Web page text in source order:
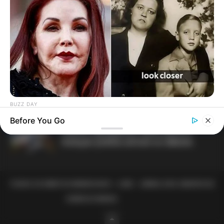
MATÉRIAS EM DESTAQUES
Motos e bicicletas para ACS e ACE: veja o
passo a passo para conseguir o
benefício.
Agente de Saúde é indiciada por
falsificar visitas que nunca aconteceram.
Câmara dos Deputados: anuênios,
triênios, quinquênios, sexta-parte e
BUZZ DAY
60 Years After Elvis' Mother Died Family Knew Something
Was Wrong
Before You Go